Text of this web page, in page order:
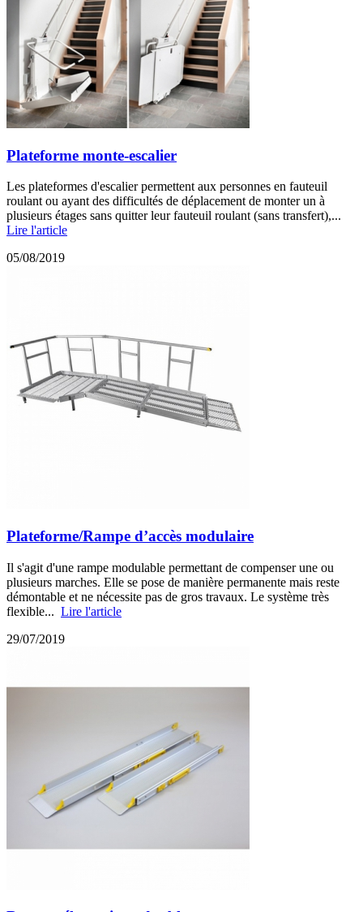
Plateforme monte-escalier
Les plateformes d'escalier permettent aux personnes en fauteuil
roulant ou ayant des difficultés de déplacement de monter un à
plusieurs étages sans quitter leur fauteuil roulant (sans transfert),...
Lire l'article
05/08/2019
Plateforme/Rampe d’accès modulaire
Il s'agit d'une rampe modulable permettant de compenser une ou
plusieurs marches. Elle se pose de manière permanente mais reste
démontable et ne nécessite pas de gros travaux. Le système très
flexible... Lire l'article
29/07/2019